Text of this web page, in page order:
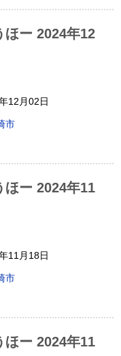
ほー 2024年12
12月02日
市
ほー 2024年11
11月18日
市
ほー 2024年11